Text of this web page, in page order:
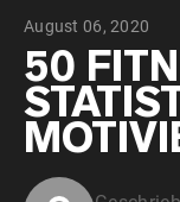
August 06, 2020
50